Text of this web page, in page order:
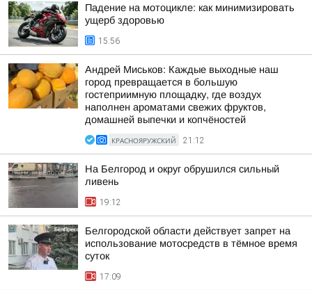
Падение на мотоцикле: как минимизировать
ущерб здоровью
15:56
Андрей Миськов: Каждые выходные наш
город превращается в большую
гостеприимную площадку, где воздух
наполнен ароматами свежих фруктов,
домашней выпечки и копчёностей
КРАСНОЯРУЖСКИЙ 21:12
На Белгород и округ обрушился сильный
ливень
19:12
Белгородской области действует запрет на
использование мотосредств в тёмное время
суток
17:09